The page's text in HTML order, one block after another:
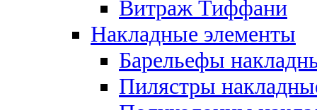
Витраж Тиффани
Накладные элементы
Барельефы
Пилястры